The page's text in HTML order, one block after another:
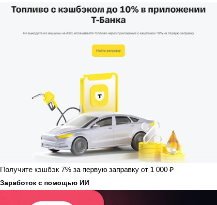
Получите кэшбэк 7% за первую заправку от 1 000 ₽
Заработок с помощью ИИ